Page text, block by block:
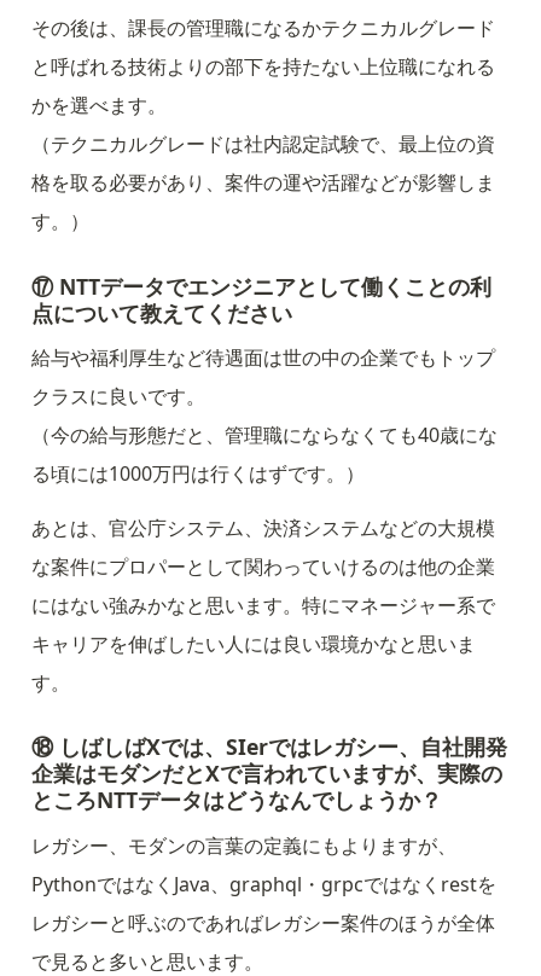
その後は、課長の管理職になるかテクニカルグレード
と呼ばれる技術よりの部下を持たない上位職になれる
かを選べます。
（テクニカルグレードは社内認定試験で、最上位の資
格を取る必要があり、案件の運や活躍などが影響しま
す。）
⑰ NTTデータでエンジニアとして働くことの利
点について教えてください
給与や福利厚生など待遇面は世の中の企業でもトップ
クラスに良いです。
（今の給与形態だと、管理職にならなくても40歳にな
る頃には1000万円は行くはずです。）
あとは、官公庁システム、決済システムなどの大規模
な案件にプロパーとして関わっていけるのは他の企業
にはない強みかなと思います。特にマネージャー系で
キャリアを伸ばしたい人には良い環境かなと思いま
す。
⑱ しばしばXでは、SIerではレガシー、自社開発
企業はモダンだとXで言われていますが、実際の
ところNTTデータはどうなんでしょうか？
レガシー、モダンの言葉の定義にもよりますが、
PythonではなくJava、graphql・grpcではなくrestを
レガシーと呼ぶのであればレガシー案件のほうが全体
で見ると多いと思います。